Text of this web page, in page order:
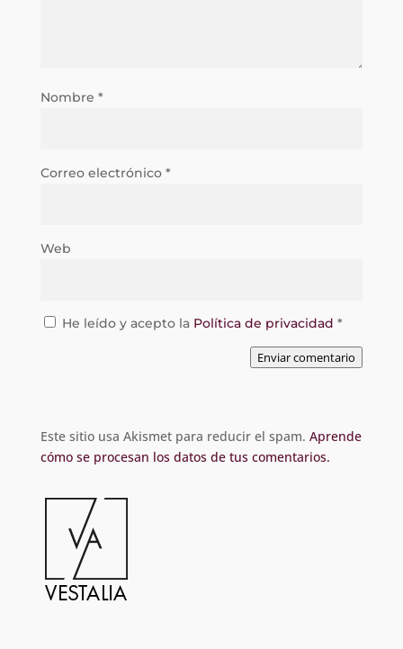
Nombre *
Correo electrónico *
Web
He leído y acepto la Política de privacidad *
Enviar comentario
Este sitio usa Akismet para reducir el spam. Aprende
cómo se procesan los datos de tus comentarios.